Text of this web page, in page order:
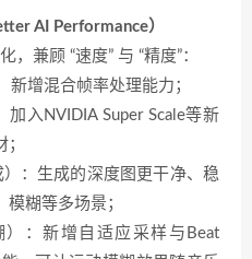
AI Performance）
兼顾 “速度” 与 “精度”：
新增混合帧率处理能力；
入NVIDIA Super Scale等新
：生成的深度图更干净、稳
糊等多场景；
：新增自适应采样与Beat